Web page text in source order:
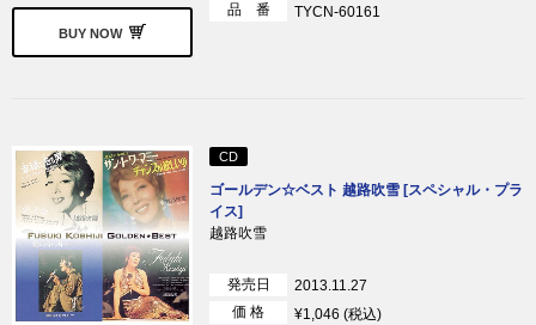
BUY NOW
品 番
TYCN-60161
CD
ゴールデン☆ベスト 越路吹雪 [スペシャル・プラ
イス]
越路吹雪
発売日
2013.11.27
価 格
¥1,046 (税込)